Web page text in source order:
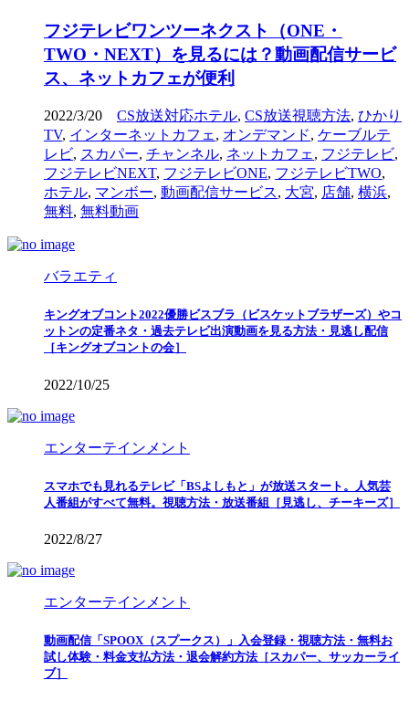
フジテレビワンツーネクスト（ONE・
TWO・NEXT）を見るには？動画配信サービ
ス、ネットカフェが便利
2022/3/20 CS放送対応ホテル, CS放送視聴方法, ひかり
TV, インターネットカフェ , オンデマンド, ケーブルテ
レビ, スカパー, チャンネル, ネットカフェ , フジテレビ,
フジテレビNEXT, フジテレビONE, フジテレビTWO,
ホテル, マンボー, 動画配信サービス, 大宮, 店舗, 横浜,
無料, 無料動画
バラエティ
キングオブコント2022優勝ビスブラ（ビスケットブラザーズ）やコ
ットンの定番ネタ・過去テレビ出演動画を見る方法・見逃し配信
［キングオブコントの会］
2022/10/25
エンターテインメント
スマホでも見れるテレビ「BSよしもと」が放送スタート。人気芸
人番組がすべて無料。視聴方法・放送番組［見逃し、チーキーズ］
2022/8/27
エンターテインメント
動画配信「SPOOX（スプークス）」入会登録・視聴方法・無料お
試し体験・料金支払方法・退会解約方法［スカパー、サッカーライ
ブ］